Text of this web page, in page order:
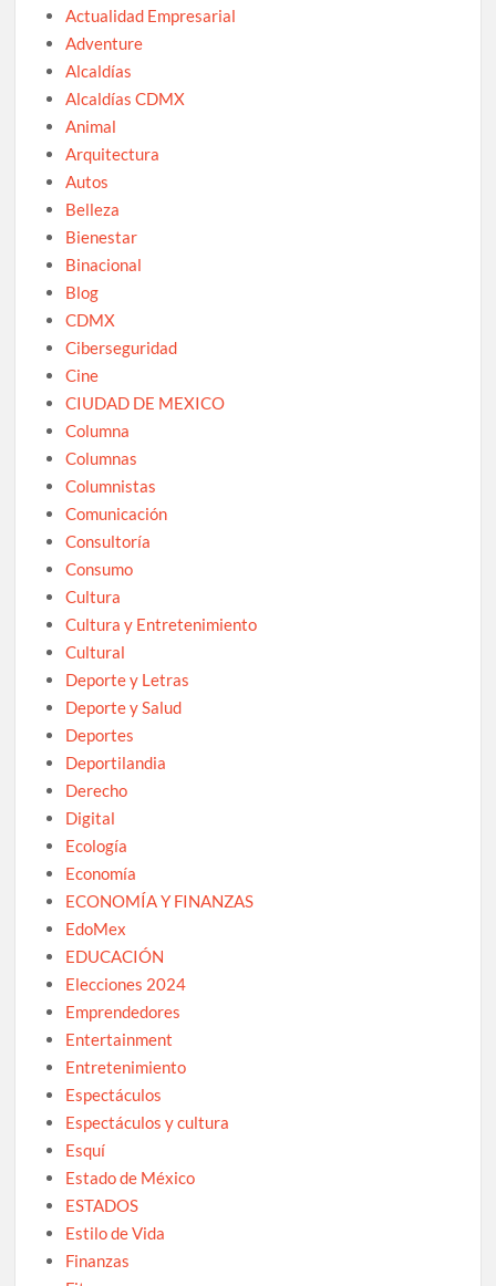
Actualidad Empresarial
Adventure
Alcaldías
Alcaldías CDMX
Animal
Arquitectura
Autos
Belleza
Bienestar
Binacional
Blog
CDMX
Ciberseguridad
Cine
CIUDAD DE MEXICO
Columna
Columnas
Columnistas
Comunicación
Consultoría
Consumo
Cultura
Cultura y Entretenimiento
Cultural
Deporte y Letras
Deporte y Salud
Deportes
Deportilandia
Derecho
Digital
Ecología
Economía
ECONOMÍA Y FINANZAS
EdoMex
EDUCACIÓN
Elecciones 2024
Emprendedores
Entertainment
Entretenimiento
Espectáculos
Espectáculos y cultura
Esquí
Estado de México
ESTADOS
Estilo de Vida
Finanzas